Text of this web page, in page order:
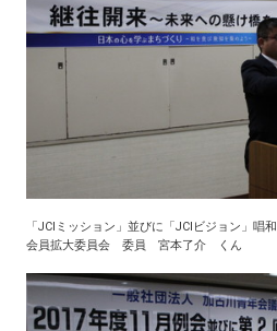
「JCIミッション」並びに「JCIビジョン」唱和
会員拡大委員会 委員 宮本了介 くん